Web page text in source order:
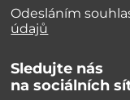
Odesláním
údajů
Sledujte nás
na sociálních